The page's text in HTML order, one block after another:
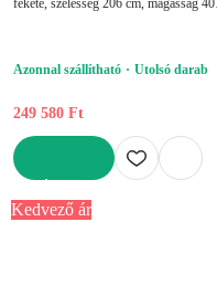
fekete, szélesség 206 cm, magasság 40
Azonnal szállítható Utolsó darab
249 580 Ft
Kedvező ár